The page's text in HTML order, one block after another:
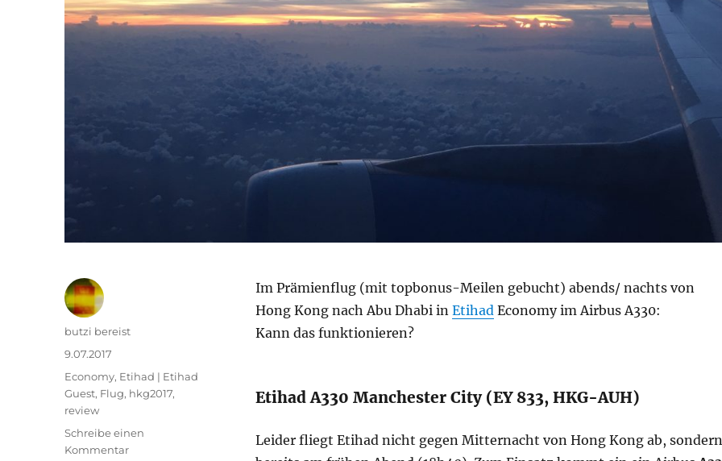
Im Prämienflug (mit topbonus-Meilen gebucht) abends/ nachts von
Hong Kong nach Abu Dhabi in Etihad Economy im Airbus A330:
Kann das funktionieren?
Etihad A330 Manchester City (EY 833, HKG-AUH)
Leider fliegt Etihad nicht gegen Mitternacht von Hong Kong ab, sondern
Autor
butzi bereist
Veröffentlicht
9.07.2017
Kategorien
Economy, Etihad | Etihad
Guest, Flug, hkg2017,
review
Schreibe einen
Kommentarzu